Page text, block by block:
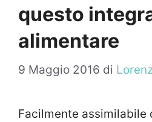
questo
alimentare
9 Maggio 2016 di
Facilmente assimilabile